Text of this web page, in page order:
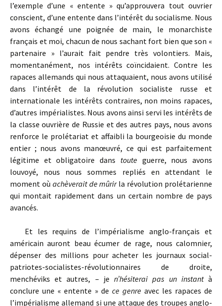
l’exemple d’une « entente » qu’approuvera tout ouvrier
conscient, d’une entente dans l’intérêt du socialisme. Nous
avons échangé une poignée de main, le monarchiste
français et moi, chacun de nous sachant fort bien que son «
partenaire » l’aurait fait pendre très volontiers. Mais,
momentanément, nos intérêts coïncidaient. Contre les
rapaces allemands qui nous attaquaient, nous avons utilisé
dans l’intérêt de la révolution socialiste russe et
internationale les intérêts contraires, non moins rapaces,
d’autres impérialistes. Nous avons ainsi servi les intérêts de
la classe ouvrière de Russie et des autres pays, nous avons
renforce le prolétariat et affaibli la bourgeoisie du monde
entier ; nous avons manœuvré, ce qui est parfaitement
légitime et obligatoire dans touteguerre, nous avons
louvoyé, nous nous sommes repliés en attendant le
moment où achèverait de mûrirla révolution prolétarienne
qui montait rapidement dans un certain nombre de pays
avancés.
Et les requins de l’impérialisme anglo-français et
américain auront beau écumer de rage, nous calomnier,
dépenser des millions pour acheter les journaux social-
patriotes-socialistes-révolutionnaires de droite,
menchéviks et autres, – jen’hésiterai pas un instantà
conclure une « entente » de ce genre avec les rapaces de
l’impérialisme allemand si une attaque des troupes anglo-